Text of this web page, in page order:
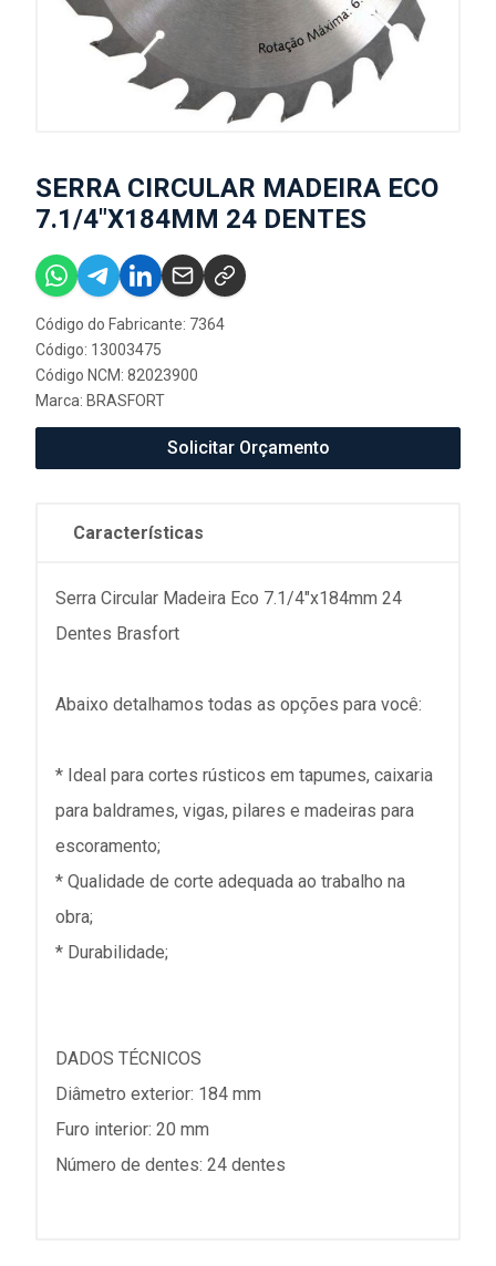
SERRA CIRCULAR MADEIRA ECO
7.1/4"X184MM 24 DENTES
Código do Fabricante: 7364
Código: 13003475
Código NCM: 82023900
Marca: BRASFORT
Solicitar Orçamento
Características
Serra Circular Madeira Eco 7.1/4"x184mm 24
Dentes Brasfort
Abaixo detalhamos todas as opções para você:
* Ideal para cortes rústicos em tapumes, caixaria
para baldrames, vigas, pilares e madeiras para
escoramento;
* Qualidade de corte adequada ao trabalho na
obra;
* Durabilidade;
DADOS TÉCNICOS
Diâmetro exterior: 184 mm
Furo interior: 20 mm
Número de dentes: 24 dentes